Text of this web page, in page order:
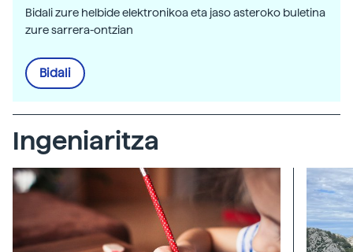
Bidali zure helbide elektronikoa eta jaso asteroko buletina
zure sarrera-ontzian
Bidali
Ingeniaritza